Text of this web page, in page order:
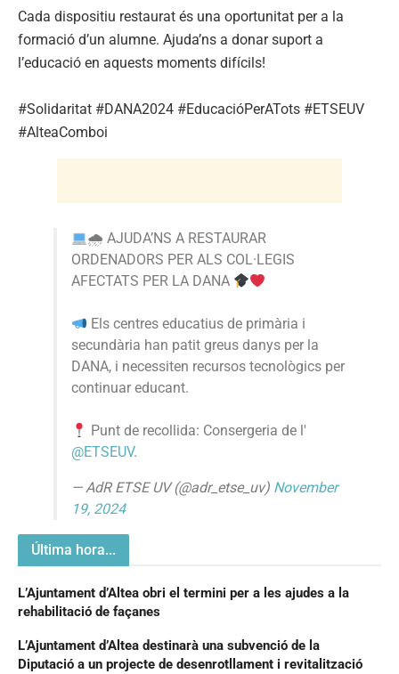
Cada dispositiu restaurat és una oportunitat per a la
formació d’un alumne. Ajuda’ns a donar suport a
l’educació en aquests moments difícils!
#Solidaritat #DANA2024 #EducacióPerATots #ETSEUV
#AlteaComboi
🌧 AJUDA’NS A RESTAURAR
ORDENADORS PER ALS COL·LEGIS
AFECTATS PER LA DANA
Els centres educatius de primària i
secundària han patit greus danys per la
DANA, i necessiten recursos tecnològics per
continuar educant.
Punt de recollida: Consergeria de l'
@ETSEUV.
— AdR ETSE UV (@adr_etse_uv) November
19, 2024
Última hora...
L’Ajuntament d’Altea obri el termini per a les ajudes a la
rehabilitació de façanes
L’Ajuntament d’Altea destinarà una subvenció de la
Diputació a un projecte de desenrotllament i revitalització